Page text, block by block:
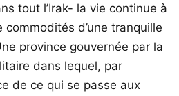
tout l’Irak- la vie continue à
commodités d’une tranquille
province gouvernée par la
dans lequel, par
de ce qui se passe aux